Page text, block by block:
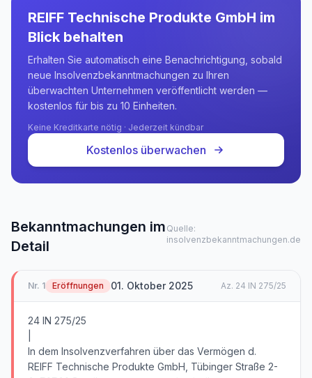
REIFF Technische Produkte GmbH im
Blick behalten
Erhalten Sie automatisch eine Benachrichtigung, sobald
neue Insolvenzbekanntmachungen zu Ihren
überwachten Unternehmen veröffentlicht werden —
kostenlos für bis zu 10 Einheiten.
Keine Kreditkarte nötig · Jederzeit kündbar
Kostenlos überwachen
Bekanntmachungen im
Detail
Quelle:
insolvenzbekanntmachungen.de
Nr. 1 Eröffnungen 01. Oktober 2025 Az. 24 IN 275/25
24 IN 275/25
In dem Insolvenzverfahren über das Vermögen d.
REIFF Technische Produkte GmbH, Tübinger Straße 2-